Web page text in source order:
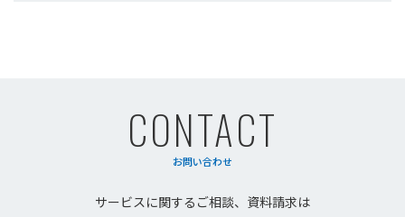
CONTACT
お問い合わせ
サービスに関するご相談、資料請求は